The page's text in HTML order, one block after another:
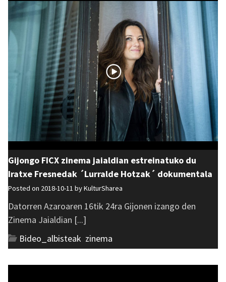
Gijongo FICX zinema jaialdian estreinatuko du
Iratxe Fresnedak ´Lurralde Hotzak´ dokumentala
Posted on 2018-10-11 byKulturSharea
Datorren Azaroaren 16tik 24ra Gijonen izango den
Zinema Jaialdian [...]
Bideo_albisteak zinema